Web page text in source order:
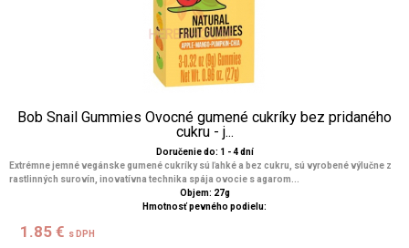
Bob Snail Gummies Ovocné gumené cukríky bez pridaného
cukru - j...
Doručenie do: 1 - 4 dní
Extrémne jemné vegánske gumené cukríky sú ľahké a bez cukru, sú vyrobené výlučne z
rastlinných surovín, inovatívna technika spája ovocie s agarom...
Objem: 27g
Hmotnosť pevného podielu:
1.85 € s DPH